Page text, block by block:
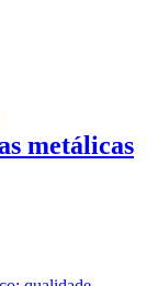
metálicas